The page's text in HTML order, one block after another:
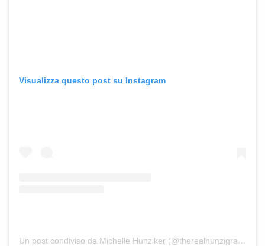
Visualizza questo post su Instagram
Un post condiviso da Michelle Hunziker (@therealhunzigram)